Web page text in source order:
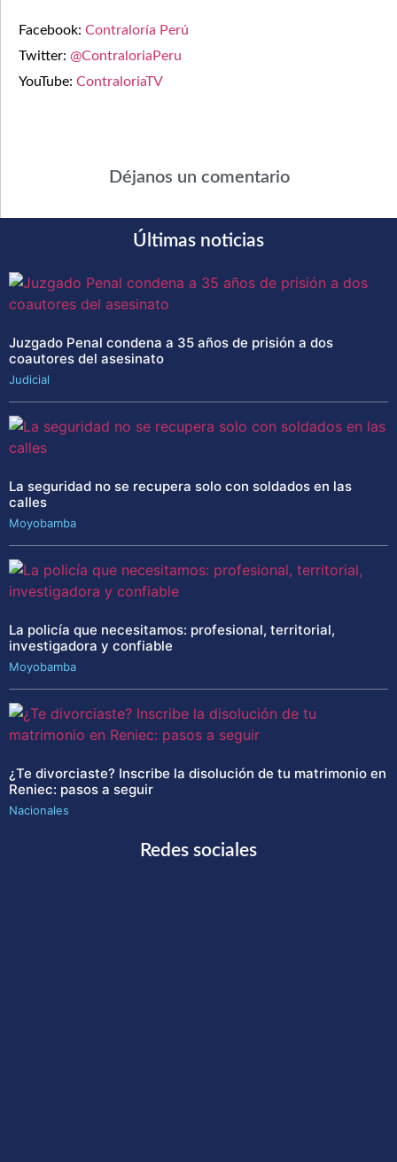
Facebook: Contraloría Perú
Twitter: @ContraloriaPeru
YouTube: ContraloriaTV
Déjanos un comentario
Últimas noticias
Juzgado Penal condena a 35 años de prisión a dos
coautores del asesinato
Judicial
La seguridad no se recupera solo con soldados en las
calles
Moyobamba
La policía que necesitamos: profesional, territorial,
investigadora y confiable
Moyobamba
¿Te divorciaste? Inscribe la disolución de tu matrimonio en
Reniec: pasos a seguir
Nacionales
Redes sociales